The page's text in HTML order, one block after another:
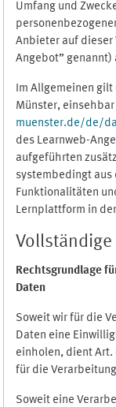
Umfang und
Anbieter auf dieser
Angebot” genannt)
Im Allgemeinen gilt
Münster,
muenster.de/de/
des Learnweb-
aufgeführten
systembedingt aus
Funktionalitäten
Lernplattform in
Rechtsgrundlage
Daten
Soweit wir für die
Daten eine
einholen, dient Art.
für die
Soweit eine